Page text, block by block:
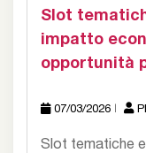
Slot
impatto
opportunità
07/03/2026
Slot tematiche